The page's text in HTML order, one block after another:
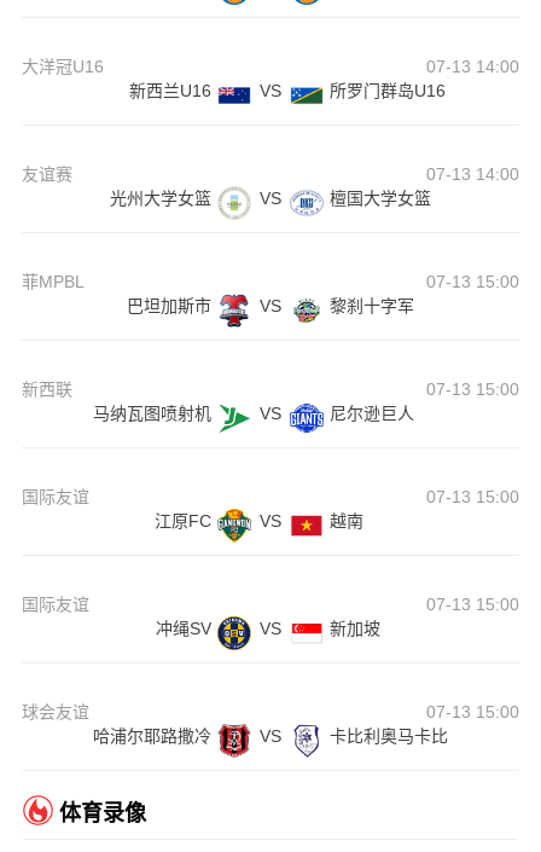
大洋冠U16
07-13 14:00
新西兰U16
VS 所罗门群岛U16
友谊赛
07-13 14:00
光州大学女篮
VS 檀国大学女篮
菲MPBL
07-13 15:00
巴坦加斯市
VS 黎刹十字军
新西联
07-13 15:00
马纳瓦图喷射机
VS 尼尔逊巨人
国际友谊
07-13 15:00
江原FC
VS 越南
国际友谊
07-13 15:00
冲绳SV
VS 新加坡
球会友谊
07-13 15:00
哈浦尔耶路撒冷
VS 卡比利奥马卡比
体育录像